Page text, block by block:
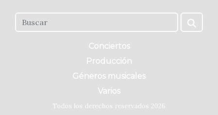
Conciertos
Producción
Géneros musicales
Varios
Todos los derechos reservados 2026